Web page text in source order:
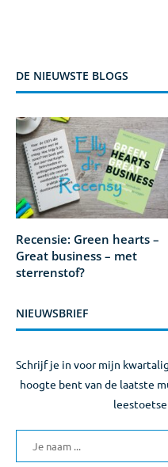
DE NIEUWSTE BLOGS
Recensie: Green hearts –
Great business – met
sterrenstof?
NIEUWSBRIEF
Schrijf je in voor mijn
hoogte bent van de laatste